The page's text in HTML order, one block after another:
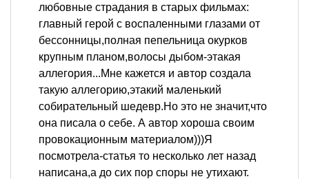
любовные страдания в старых фильмах:
главный герой с воспаленными глазами от
бессонницы,полная пепельница окурков
крупным планом,волосы дыбом-этакая
аллегория...Мне кажется и автор создала
такую аллегорию,этакий маленький
собирательный шедевр.Но это не значит,что
она писала о себе. А автор хороша своим
провокационным материалом)))Я
посмотрела-статья то несколько лет назад
написана,а до сих пор споры не утихают.